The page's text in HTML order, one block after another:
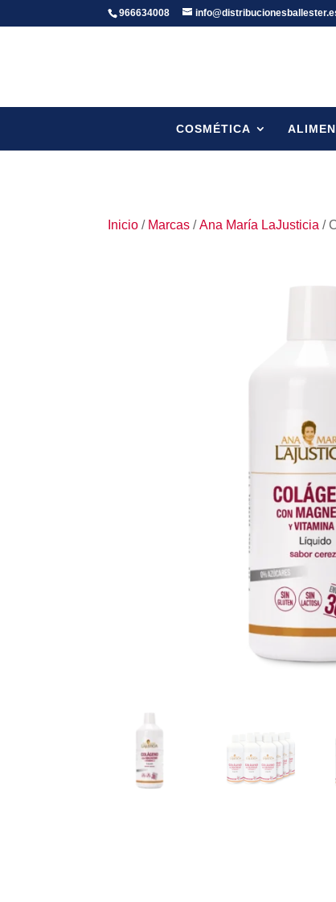
966634008
COSMÉTICA
Inicio / Marcas /Ana María LaJusticia /